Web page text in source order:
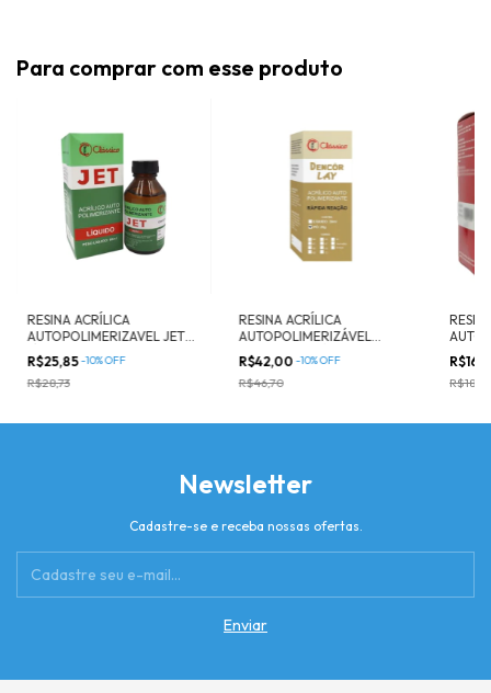
Para comprar com esse produto
RESINA ACRÍLICA
AUTOPOLIMERIZAVEL JET
LÍQUIDO - Clássico
R$25,85-10%OFF
R$28,73
RESINA ACRÍLICA
AUTOPOLIMERIZÁVEL
DENCOLAY PÓ VERMELHO
25G - Clássico
R$42,00 -10%OFF
R$46,70 R$18,34
Newsletter
Cadastre-se e receba nossas ofertas.